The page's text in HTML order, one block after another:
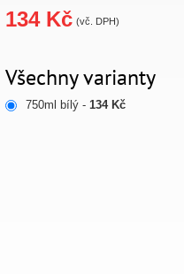
134 Kč (vč. DPH)
Všechny varianty
750ml bílý -134 Kč